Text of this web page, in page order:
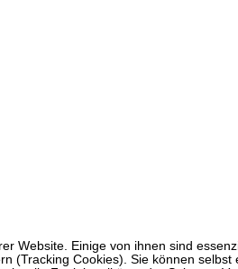
Website. Einige von ihnen sind
(Tracking Cookies). Sie können